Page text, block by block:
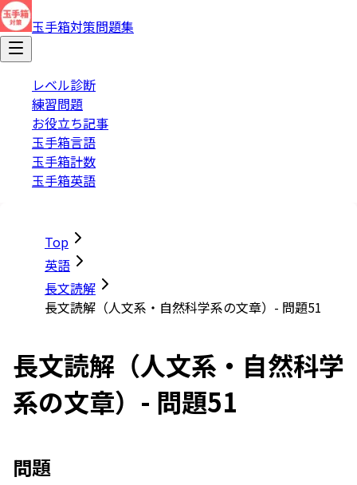
玉手箱対策問題集
レベル診断
練習問題
お役立ち記事
玉手箱言語
玉手箱計数
玉手箱英語
Top
英語
長文読解
長文読解（人文系・自然科学系の文章）- 問題51
長文読解（人文系・自然科学
系の文章）- 問題51
問題